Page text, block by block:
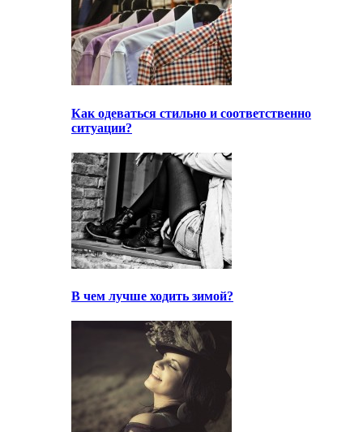
Как одеваться стильно и соответственно
ситуации?
В чем лучше ходить зимой?